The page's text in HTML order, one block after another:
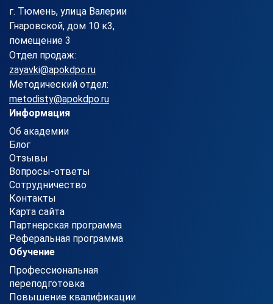
г. Тюмень, улица Валерии
Гнаровской, дом 10 к3,
помещение 3
Отдел продаж:
zayavki@apokdpo.ru
Методический отдел:
metodisty@apokdpo.ru
Информация
Об академии
Блог
Отзывы
Вопросы-ответы
Сотрудничество
Контакты
Карта сайта
Партнерская программа
Реферальная программа
Обучение
Профессиональная
переподготовка
Повышение квалификации